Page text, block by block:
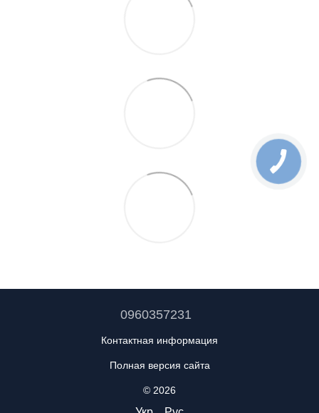
0960357231
Контактная информация
Полная версия сайта
© 2026